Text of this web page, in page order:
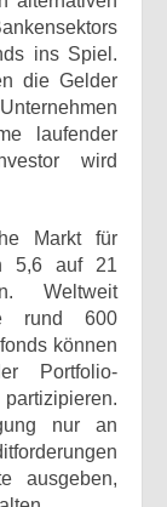
ins Spiel.
die Gelder
laufender
wird
Markt für
5,6 auf 21
Weltweit
rund 600
können
Portfolio-
nur an
ausgeben,